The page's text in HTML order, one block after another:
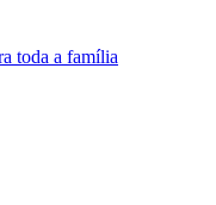
toda a família